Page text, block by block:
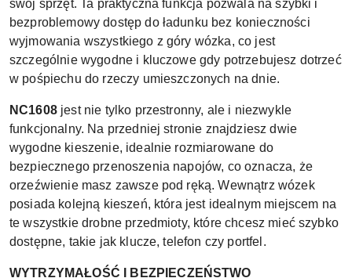
swój sprzęt. Ta praktyczna funkcja pozwala na szybki i
bezproblemowy dostęp do ładunku bez konieczności
wyjmowania wszystkiego z góry wózka, co jest
szczególnie wygodne i kluczowe gdy potrzebujesz dotrzeć
w pośpiechu do rzeczy umieszczonych na dnie.
NC1608jest nie tylko przestronny, ale i niezwykle
funkcjonalny. Na przedniej stronie znajdziesz dwie
wygodne kieszenie, idealnie rozmiarowane do
bezpiecznego przenoszenia napojów, co oznacza, że
orzeźwienie masz zawsze pod ręką. Wewnątrz wózek
posiada kolejną kieszeń, która jest idealnym miejscem na
te wszystkie drobne przedmioty, które chcesz mieć szybko
dostępne, takie jak klucze, telefon czy portfel.
WYTRZYMAŁOŚĆ I BEZPIECZEŃSTWO